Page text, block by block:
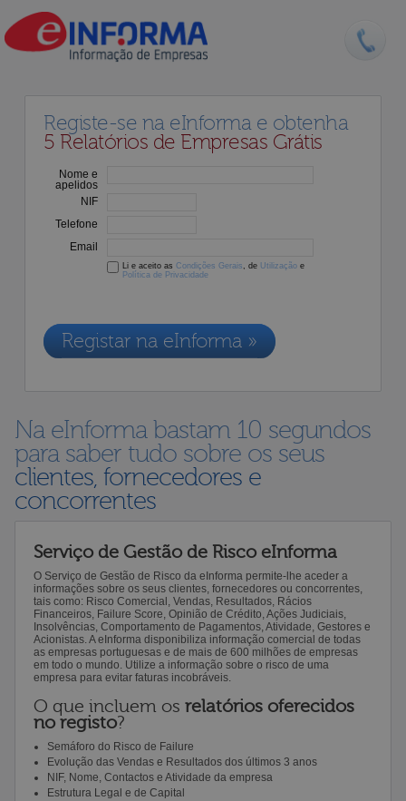
Registe-se na eInforma e obtenha
5 Relatórios de Empresas Grátis
Nome e
apelidos
NIF
Telefone
Email
Li e aceito as Condições Gerais , de Utilização e
Política de Privacidade
Registar na eInforma »
Na eInforma bastam 10 segundos
para saber tudo sobre os seus
clientes, fornecedores e
concorrentes
Serviço de Gestão de Risco eInforma
O Serviço de Gestão de Risco da eInforma permite-lhe aceder a
informações sobre os seus clientes, fornecedores ou concorrentes,
tais como: Risco Comercial, Vendas, Resultados, Rácios
Financeiros, Failure Score, Opinião de Crédito, Ações Judiciais,
Insolvências, Comportamento de Pagamentos, Atividade, Gestores e
Acionistas. A eInforma disponibiliza informação comercial de todas
as empresas portuguesas e de mais de 600 milhões de empresas
em todo o mundo. Utilize a informação sobre o risco de uma
empresa para evitar faturas incobráveis.
O que incluem os relatórios oferecidos
no registo?
Semáforo do Risco de Failure
Evolução das Vendas e Resultados dos últimos 3 anos
NIF, Nome, Contactos e Atividade da empresa
Estrutura Legal e de Capital